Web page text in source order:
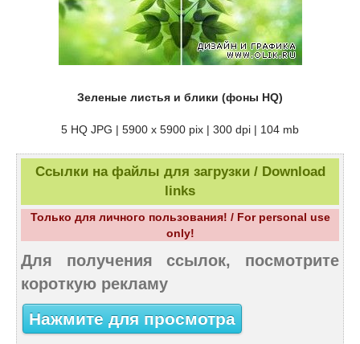
Зеленые листья и блики (фоны HQ)
5 HQ JPG | 5900 x 5900 pix | 300 dpi | 104 mb
Ссылки на файлы для загрузки / Download
links
Только для личного пользования! / For personal use
only!
Для получения ссылок, посмотрите
короткую рекламу
Нажмите для просмотра